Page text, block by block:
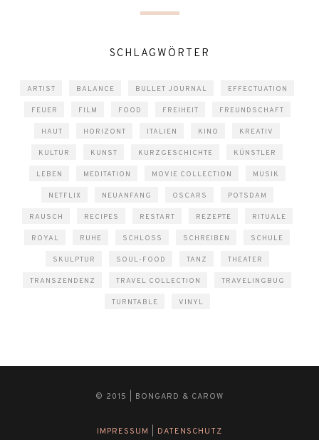
SCHLAGWÖRTER
ARTIST BALANCE BULLET JOURNAL EFFECTUATION
FEUER FILM FOOD FREIHEIT FREUNDSCHAFT
HAUT HORIZONT ITALIEN KINO KREATIV
KULTUR KUNST KURZGESCHICHTE KÜNSTLER
LEBEN MEDITATION MOVIE COLLECTION MUSIK
NETFLIX NEUANFANG OSCARS POTSDAM
RAUSCH RECIPES RESTART REZEPTE RITUALE
ROYAL RUHE SCHLOSS SCHREIBEN SCHULE
SKULPTUR SOUL-FOOD TANZ THEATER
TRANSZENDENZ TRAVEL COLLECTION TRAVELINGBUG
TURNTABLE VINYL
© 2015 | BONGARD & CAROW
IMPRESSUM DATENSCHUTZ